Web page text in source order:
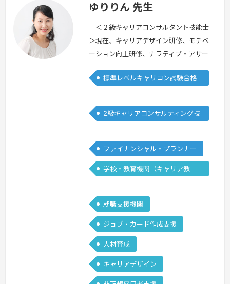
ゆりりん 先生
＜２級キャリアコンサルタント技能士
＞現在、キャリアデザイン研修、モチベ
ーション向上研修、ナラティブ・アサー
講した方にあらゆるスキルを身に着けて
ャリコレでは、そのスキルを活かし、レ
ッスン後、みなさんに「前向きになって
ィードバック」を心がけています。もと
もと私は、テレビ局で働いていました。
その… 続きを見る »
標準レベルキャリコン試験合格
2級キャリアコンサルティング技
ファイナンシャル・プランナー
学校・教育機関（キャリア教
就職支援機関
ジョブ・カード作成支援
人材育成
キャリアデザイン